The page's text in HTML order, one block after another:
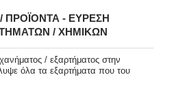
- ΕΎΡΕΣΗ
/ ΧΗΜΙΚΏΝ
/ εξαρτήματος στην
όλα τα εξαρτήματα που του